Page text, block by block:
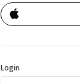
Login